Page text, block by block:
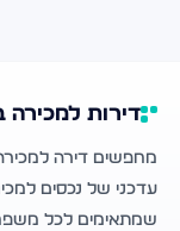
דירות למכירה
מחפשים דירה
עדכני של נכסים
שמתאימים לכל